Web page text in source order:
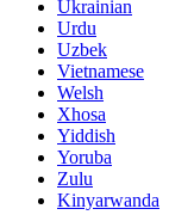
Ukrainian
Urdu
Uzbek
Vietnamese
Welsh
Xhosa
Yiddish
Yoruba
Zulu
Kinyarwanda